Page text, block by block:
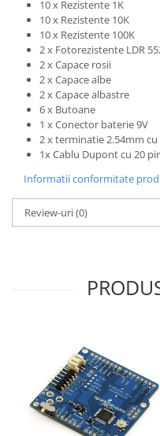
10 x Rezistente 1K
10 x Rezistente 10K
10 x Rezistente 100K
2 x Fotorezistente LDR
2 x Capace rosii
2 x Capace albe
2 x Capace albastre
6 x Butoane
1 x Conector baterie 9V
2 x terminatie 2.54mm cu
1x Cablu Dupont cu 20
Informatii conformitate
Review-uri(0)